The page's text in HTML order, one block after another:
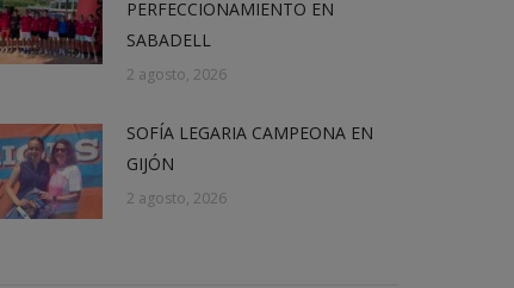
PERFECCIONAMIENTO EN
SABADELL
2 agosto, 2026
SOFÍA LEGARIA CAMPEONA EN
GIJÓN
2 agosto, 2026